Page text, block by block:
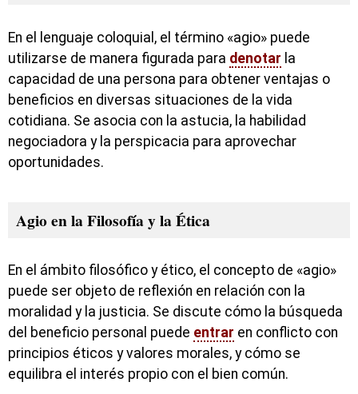
En el lenguaje coloquial, el término «agio» puede
utilizarse de manera figurada para denotar la
capacidad de una persona para obtener ventajas o
beneficios en diversas situaciones de la vida
cotidiana. Se asocia con la astucia, la habilidad
negociadora y la perspicacia para aprovechar
oportunidades.
Agio en la Filosofía y la Ética
En el ámbito filosófico y ético, el concepto de «agio»
puede ser objeto de reflexión en relación con la
moralidad y la justicia. Se discute cómo la búsqueda
del beneficio personal puede entrar en conflicto con
principios éticos y valores morales, y cómo se
equilibra el interés propio con el bien común.